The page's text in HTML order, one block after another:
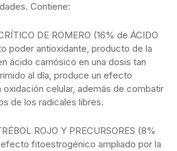
Contiene:
DE ROMERO (16% de ÁCIDO
poder antioxidante, producto de la
ácido carnósico en una dosis tan
al día, produce un efecto
celular, además de combatir
de los radicales libres.
ROJO Y PRECURSORES (8%
efecto fitoestrogénico ampliado por la